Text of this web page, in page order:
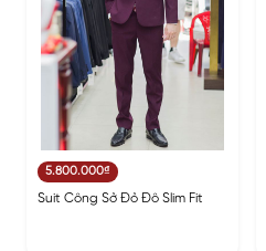
5.800.000₫
Suit Công Sở Đỏ Đô Slim Fit